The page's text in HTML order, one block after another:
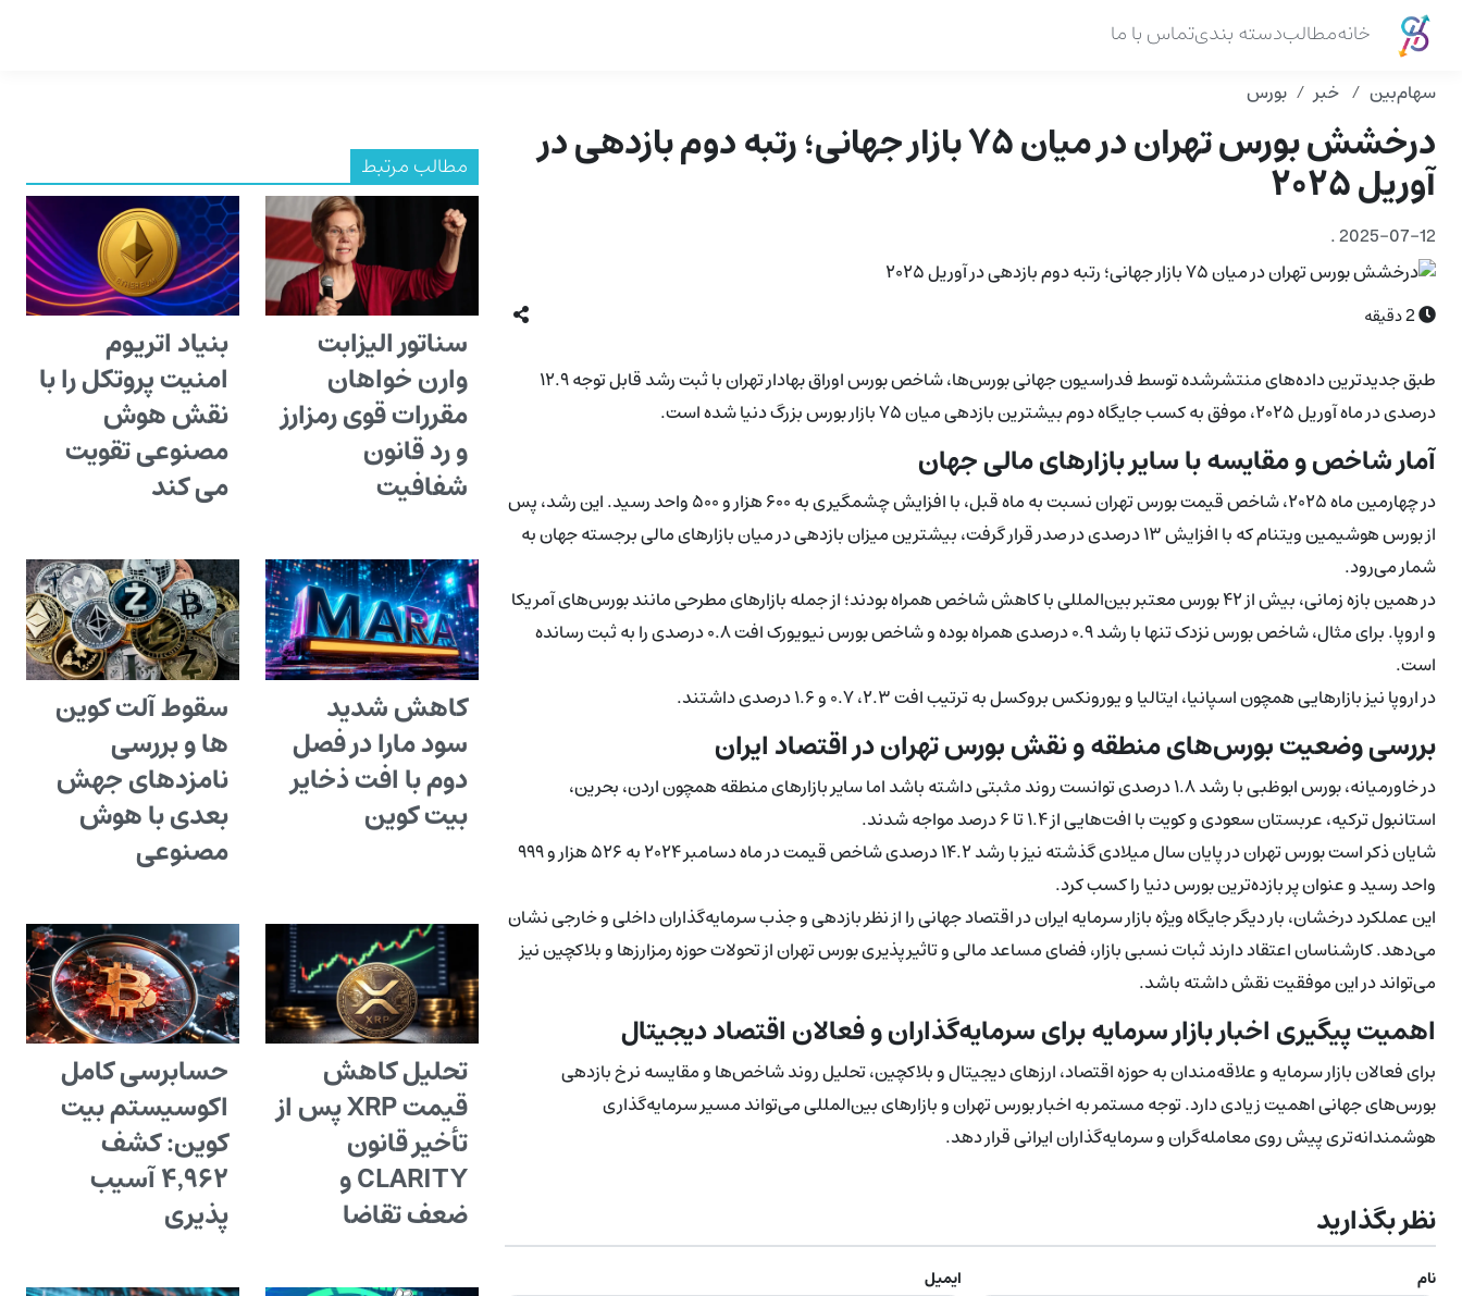
خانهمطالبدسته بندیتماس با ما
سهام‌بین خبر بورس
درخشش بورس تهران در میان ۷۵ بازار جهانی؛ رتبه دوم بازدهی در
آوریل ۲۰۲۵
2025-07-12
.
2دقیقه
طبق جدیدترین داده‌های منتشرشده توسط فدراسیون جهانی بورس‌ها، شاخص بورس اوراق بهادار تهران با ثبت رشد قابل توجه ۱۲.۹
درصدی در ماه آوریل ۲۰۲۵، موفق به کسب جایگاه دوم بیشترین بازدهی میان ۷۵ بازار بورس بزرگ دنیا شده است.
آمار شاخص و مقایسه با سایر بازارهای مالی جهان
در چهارمین ماه ۲۰۲۵، شاخص قیمت بورس تهران نسبت به ماه قبل، با افزایش چشمگیری به ۶۰۰ هزار و ۵۰۰ واحد رسید. این رشد، پس
از بورس هوشیمین ویتنام که با افزایش ۱۳ درصدی در صدر قرار گرفت، بیشترین میزان بازدهی در میان بازارهای مالی برجسته جهان به
شمار می‌رود.
در همین بازه زمانی، بیش از ۴۲ بورس معتبر بین‌المللی با کاهش شاخص همراه بودند؛ از جمله بازارهای مطرحی مانند بورس‌های آمریکا
و اروپا. برای مثال، شاخص بورس نزدک تنها با رشد ۰.۹ درصدی همراه بوده و شاخص بورس نیویورک افت ۰.۸ درصدی را به ثبت رسانده
است.
در اروپا نیز بازارهایی همچون اسپانیا، ایتالیا و یورونکس بروکسل به ترتیب افت ۲.۳، ۰.۷ و ۱.۶ درصدی داشتند.
بررسی وضعیت بورس‌های منطقه و نقش بورس تهران در اقتصاد ایران
در خاورمیانه، بورس ابوظبی با رشد ۱.۸ درصدی توانست روند مثبتی داشته باشد اما سایر بازارهای منطقه همچون اردن، بحرین،
استانبول ترکیه، عربستان سعودی و کویت با افت‌هایی از ۱.۴ تا ۶ درصد مواجه شدند.
شایان ذکر است بورس تهران در پایان سال میلادی گذشته نیز با رشد ۱۴.۲ درصدی شاخص قیمت در ماه دسامبر ۲۰۲۴ به ۵۲۶ هزار و ۹۹۹
واحد رسید و عنوان پر بازده‌ترین بورس دنیا را کسب کرد.
این عملکرد درخشان، بار دیگر جایگاه ویژه بازار سرمایه ایران در اقتصاد جهانی را از نظر بازدهی و جذب سرمایه‌گذاران داخلی و خارجی نشان
می‌دهد. کارشناسان اعتقاد دارند ثبات نسبی بازار، فضای مساعد مالی و تاثیرپذیری بورس تهران از تحولات حوزه رمزارزها و بلاکچین نیز
می‌تواند در این موفقیت نقش داشته باشد.
اهمیت پیگیری اخبار بازار سرمایه برای سرمایه‌گذاران و فعالان اقتصاد دیجیتال
برای فعالان بازار سرمایه و علاقه‌مندان به حوزه اقتصاد، ارزهای دیجیتال و بلاکچین، تحلیل روند شاخص‌ها و مقایسه نرخ بازدهی
بورس‌های جهانی اهمیت زیادی دارد. توجه مستمر به اخبار بورس تهران و بازارهای بین‌المللی می‌تواند مسیر سرمایه‌گذاری
هوشمندانه‌تری پیش روی معامله‌گران و سرمایه‌گذاران ایرانی قرار دهد.
نظر بگذارید
نام ایمیل
مطالب مرتبط
سناتور الیزابت
وارن خواهان
مقررات قوی رمزارز
و رد قانون
شفافیت
بنیاد اتریوم
امنیت پروتکل را با
نقش هوش
مصنوعی تقویت
می کند
کاهش شدید
سود مارا در فصل
دوم با افت ذخایر
بیت کوین
سقوط آلت کوین
ها و بررسی
نامزدهای جهش
بعدی با هوش
مصنوعی
تحلیل کاهش
قیمت XRP پس از
تأخیر قانون
CLARITY و
ضعف تقاضا
حسابرسی کامل
اکوسیستم بیت
کوین: کشف
۴٬۹۶۲ آسیب
پذیری